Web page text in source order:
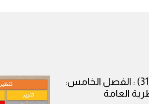
كتاب رحلة في عقل إرهابي (31) : الفصل الخامس:
العامة